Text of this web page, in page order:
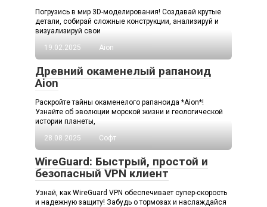
Погрузись в мир 3D-моделирования! Создавай крутые
детали, собирай сложные конструкции, анализируй и
визуализируй свои
19.02.2025
Aion
Древний окаменелый рапаноид
Aion
Раскройте тайны окаменелого рапаноида *Aion*!
Узнайте об эволюции морской жизни и геологической
истории планеты,
28.08.2025
Софт
WireGuard: Быстрый, простой и
безопасный VPN клиент
Узнай, как WireGuard VPN обеспечивает супер-скорость
и надежную защиту! Забудь о тормозах и наслаждайся